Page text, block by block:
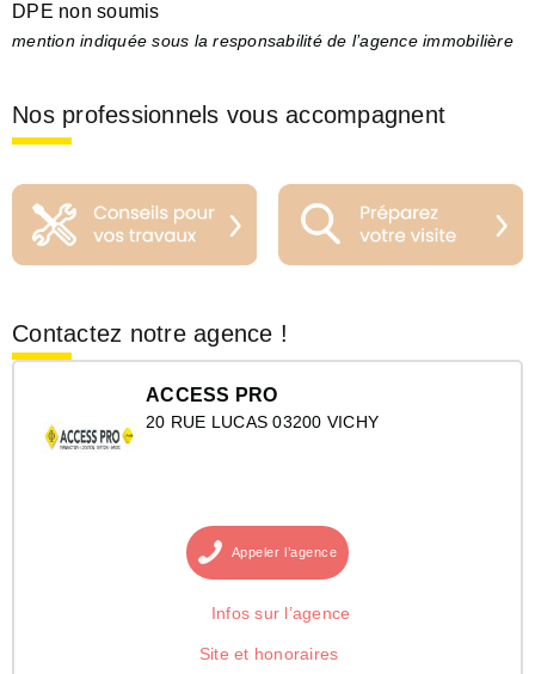
DPE non soumis
mention indiquée sous la responsabilité de l’agence immobilière
Nos professionnels vous accompagnent
Contactez notre agence !
ACCESS PRO
20 RUE LUCAS 03200 VICHY
Appeler l’agence
Infos sur l’agence
Site et honoraires